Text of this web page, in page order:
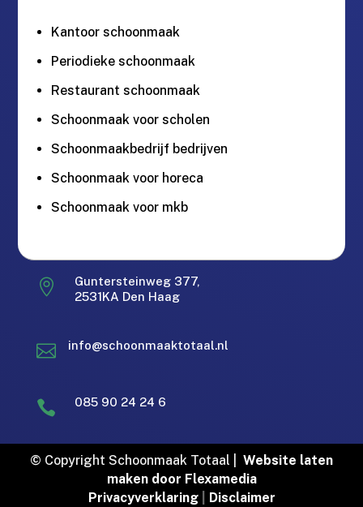
Kantoor schoonmaak
Periodieke schoonmaak
Restaurant schoonmaak
Schoonmaak voor scholen
Schoonmaakbedrijf bedrijven
Schoonmaak voor horeca
Schoonmaak voor mkb

Guntersteinweg 377,
2531KA Den Haag
 info@schoonmaaktotaal.nl
 085 90 24 24 6
Zakelijk & Particulier
Erkend en gecertificeerd
Bel: 085 902 4246
© Copyright Schoonmaak Totaal | Website laten
maken door Flexamedia
Privacyverklaring| Disclaimer